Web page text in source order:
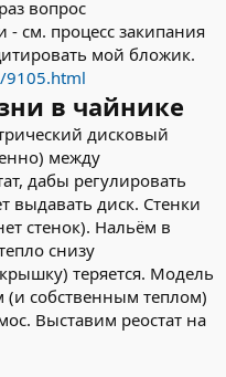
вопрос
см. процесс закипания
мой бложик.
9105.html
в чайнике
дисковый
между
дабы регулировать
выдавать диск. Стенки
стенок). Нальём в
снизу
теряется. Модель
(и собственным теплом)
Выставим реостат на